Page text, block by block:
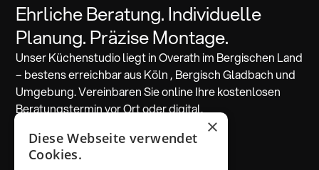
Ehrliche Beratung. Individuelle
Planung. Präzise Montage.
Unser Küchenstudio liegt in Overath im Bergischen Land
– bestens erreichbar aus Köln , Bergisch Gladbach und
Umgebung. Vereinbaren Sie online Ihre kostenlosen
Beratungstermin vor Ort oder digital.
Beratung vereinbaren
×
Diese Webseite verwendet
Cookies.